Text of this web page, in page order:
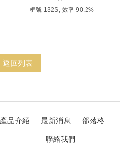
框號 132S, 效率 90.2%
返回列表
產品介紹 最新消息 部落格
聯絡我們